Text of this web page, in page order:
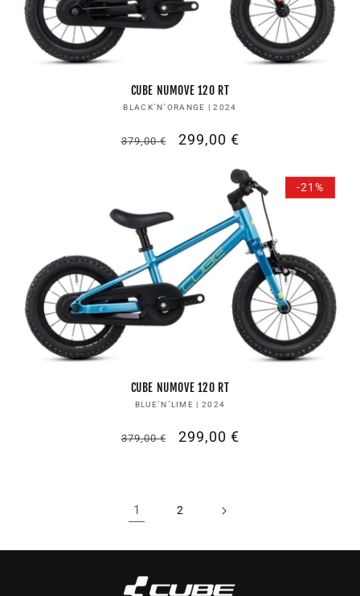
CUBE NUMOVE 120 RT
Anbieter:
BLACK´N´ORANGE | 2024
Normaler
379,00 € Verkaufspreis
299,00 €
-21%
CUBE NUMOVE 120 RT
Anbieter:
BLUE´N´LIME | 2024
Normaler
379,00 € Verkaufspreis
299,00 €
1 2